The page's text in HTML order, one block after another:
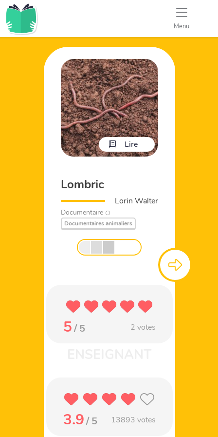
Menu
Lire
Lombric
Lorin Walter
Documentaire
Documentaires animaliers
5/ 5 2 votes
3.9/ 5 13893 votes